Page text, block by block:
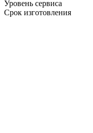
Уровень сервиса
Срок изготовления